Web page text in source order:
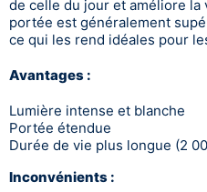
de celle du jour et améliore
portée est généralement
ce qui les rend idéales pour
Avantages :
Lumière intense et blanche
Portée étendue
Durée de vie plus longue (2
Inconvénients :